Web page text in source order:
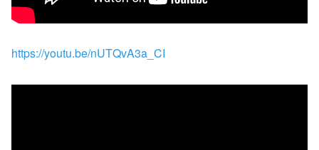
https://youtu.be/nUTQvA3a_CI